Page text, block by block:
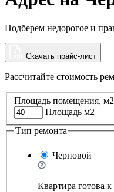
Подберем недорогое и
Скачать прайс-лист
Рассчитайте стоимость
Площадь помещения, м2
Площадь м2
Тип ремонта
Черновой
Квартира готова к